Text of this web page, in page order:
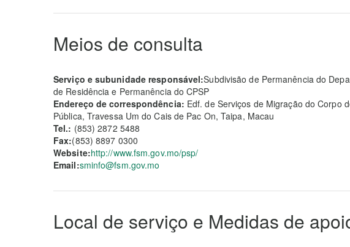
Meios de consulta
Serviço e subunidade responsável:Subdivisão de Permanência do
de Residência e Permanência do CPSP
Endereço de correspondência: Edf. de Serviços de Migração do Corpo
Pública, Travessa Um do Cais de Pac On, Taipa, Macau
Tel.: (853) 2872 5488
Fax:(853) 8897 0300
Website:http://www.fsm.gov.mo/psp/
Email:sminfo@fsm.gov.mo
Local de serviço e Medidas de